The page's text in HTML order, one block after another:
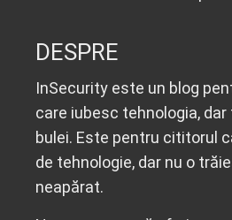
DESPRE
InSecurity este un blog
care iubesc tehnologia,
bulei. Este pentru cititorul
de tehnologie, dar nu o
neapărat.